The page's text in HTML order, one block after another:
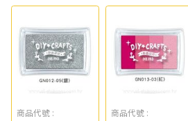
商品代號 :
商品代號 :